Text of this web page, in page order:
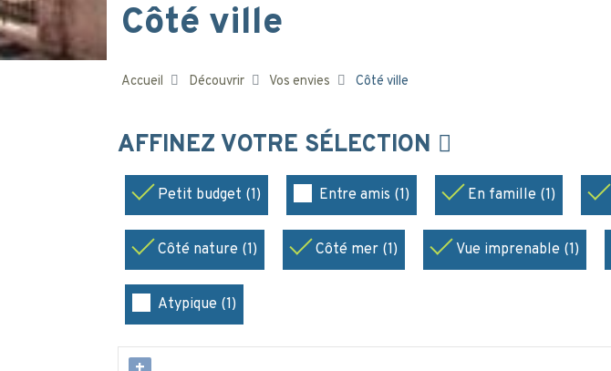
Côté ville
Accueil Découvrir Vos envies Côté ville
AFFINEZ VOTRE SÉLECTION
Petit budget (1) Entre amis (1) En famille (1)
Côté nature (1) Côté mer (1) Vue imprenable (1)
Atypique (1)